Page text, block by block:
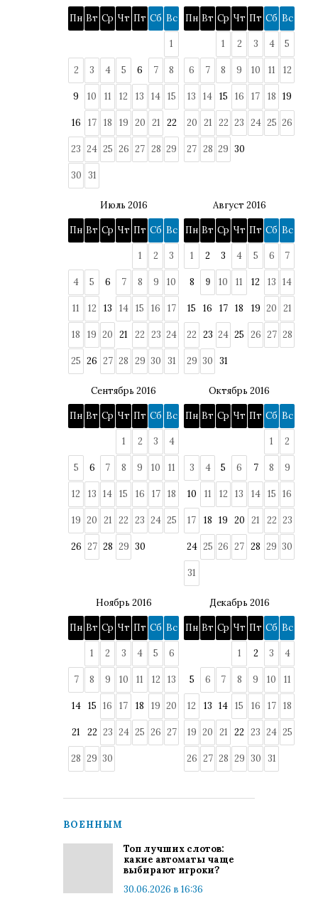
Пн Вт Ср Чт Пт Сб Вс
1
2 3 4 5 6 7 8
9 10 11 12 13 14 15
16 17 18 19 20 21 22
23 24 25 26 27 28 29
30 31
Пн Вт Ср Чт Пт Сб Вс
1 2 3 4 5
6 7 8 9 10 11 12
13 14 15 16 17 18 19
20 21 22 23 24 25 26
27 28 29 30
Июль 2016
Пн Вт Ср Чт Пт Сб Вс
1 2 3
4 5 6 7 8 9 10
11 12 13 14 15 16 17
18 19 20 21 22 23 24
25 26 27 28 29 30 31
Август 2016
Пн Вт Ср Чт Пт Сб Вс
1 2 3 4 5 6 7
8 9 10 11 12 13 14
15 16 17 18 19 20 21
22 23 24 25 26 27 28
29 30 31
Сентябрь 2016
Пн Вт Ср Чт Пт Сб Вс
1 2 3 4
5 6 7 8 9 10 11
12 13 14 15 16 17 18
19 20 21 22 23 24 25
26 27 28 29 30
Октябрь 2016
Пн Вт Ср Чт Пт Сб Вс
1 2
3 4 5 6 7 8 9
10 11 12 13 14 15 16
17 18 19 20 21 22 23
24 25 26 27 28 29 30
31
Ноябрь 2016
Пн Вт Ср Чт Пт Сб Вс
1 2 3 4 5 6
7 8 9 10 11 12 13
14 15 16 17 18 19 20
21 22 23 24 25 26 27
28 29 30
Декабрь 2016
Пн Вт Ср Чт Пт Сб Вс
1 2 3 4
5 6 7 8 9 10 11
12 13 14 15 16 17 18
19 20 21 22 23 24 25
26 27 28 29 30 31
ВОЕННЫМ
Топ лучших слотов:
какие автоматы чаще
выбирают игроки?
30.06.2026 в 16:36